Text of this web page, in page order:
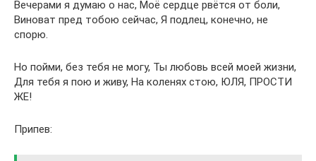
Вечерами я думаю о нас, Моё сердце рвётся от боли,
Виноват пред тобою сейчас, Я подлец, конечно, не
спорю.
Но пойми, без тебя не могу, Ты любовь всей моей жизни,
Для тебя я пою и живу, На коленях стою, ЮЛЯ, ПРОСТИ
ЖЕ!
Припев: